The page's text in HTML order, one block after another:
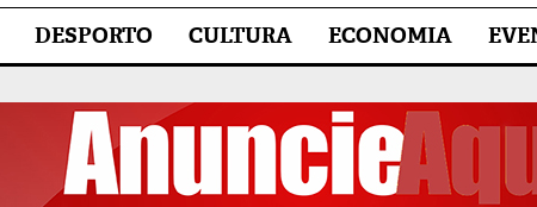
DESPORTO CULTURA ECONOMIA